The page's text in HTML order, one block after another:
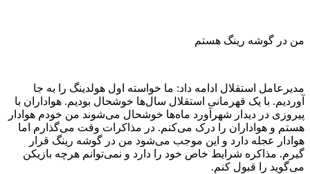
من در گوشه رینگ هستم
مدیرعامل استقلال ادامه داد: ما خواسته اول هولدینگ را به جا
آوردیم. با یک قهرمانی استقلال سال‌ها خوشحال بودیم. هواداران با
پیروزی در دیدار شهرآورد ماه‌ها خوشحال می‌شوند من خودم هوادار
هستم و هواداران را درک می‌کنم. در مذاکرات وقت می‌گذارم اما
هوادار عجله دارد و این موجب می‌شود من در گوشه رینگ قرار
گیرم. مذاکره شرایط خاص خود را دارد و نمی‌توانم هرچه بازیکن
می‌گوید را قبول کنم.